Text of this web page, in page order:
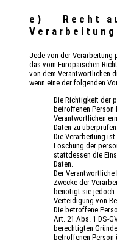
e) Recht
Verarbeitung
Jede von der Verarbeitung
das vom Europäischen
von dem Verantwortlichen
wenn eine der folgenden
Die Richtigkeit der
betroffenen Person
Verantwortlichen
Daten zu
Die Verarbeitung
Löschung der
stattdessen die
Daten.
Der
Zwecke der
benötigt sie jedoch
Verteidigung von
Die betroffene
Art. 21 Abs. 1 DS-
berechtigten
betroffenen Person